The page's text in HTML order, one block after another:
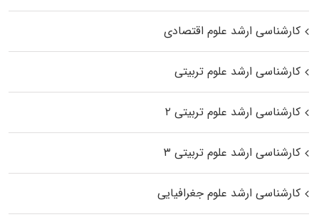
کارشناسی ارشد علوم اقتصادی
کارشناسی ارشد علوم تربیتی
کارشناسی ارشد علوم تربیتی ۲
کارشناسی ارشد علوم تربیتی ۳
کارشناسی ارشد علوم جغرافیایی